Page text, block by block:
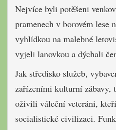
Nejvíce byli potěšeni
pramenech v borovém lese
vyhlídkou na malebné
vyjeli lanovkou a dýchali
Jak středisko služeb,
zařízeními kulturní zábavy,
oživili váleční veteráni,
socialistické civilizaci.